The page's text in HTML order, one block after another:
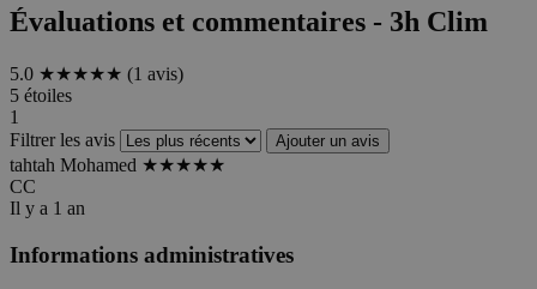
Évaluations et commentaires - 3h Clim
5.0 ★★★★★ (1 avis)
5 étoiles
1
Filtrer les avis
Ajouter un avis
tahtah Mohamed ★★★★★
CC
Il y a 1 an
Informations administratives